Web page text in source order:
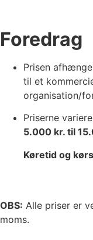
Foredrag
Prisen
til et
organisation/
Priserne
5.000 kr. til
Køretid og
OBS: Alle priser er
moms.